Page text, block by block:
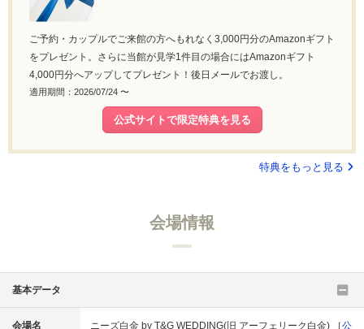
ご予約・カップルでご来館の方へもれなく3,000円分のAmazonギフト
をプレゼント。さらに当館が見学1件目の場合にはAmazonギフト
4,000円分へアップしてプレゼント！後日メールでお渡し。
適用期間：2026/07/24 〜
公式サイトで限定特典を見る
特典をもっと見る
会場情報
基本データ
会場名 ニーズ白金 by T&G WEDDING(旧 アーフェリーク白金) ［公